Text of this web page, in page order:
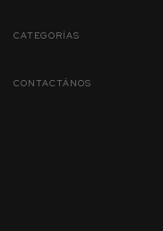
CATEGORÍAS
CONTACTÁNOS